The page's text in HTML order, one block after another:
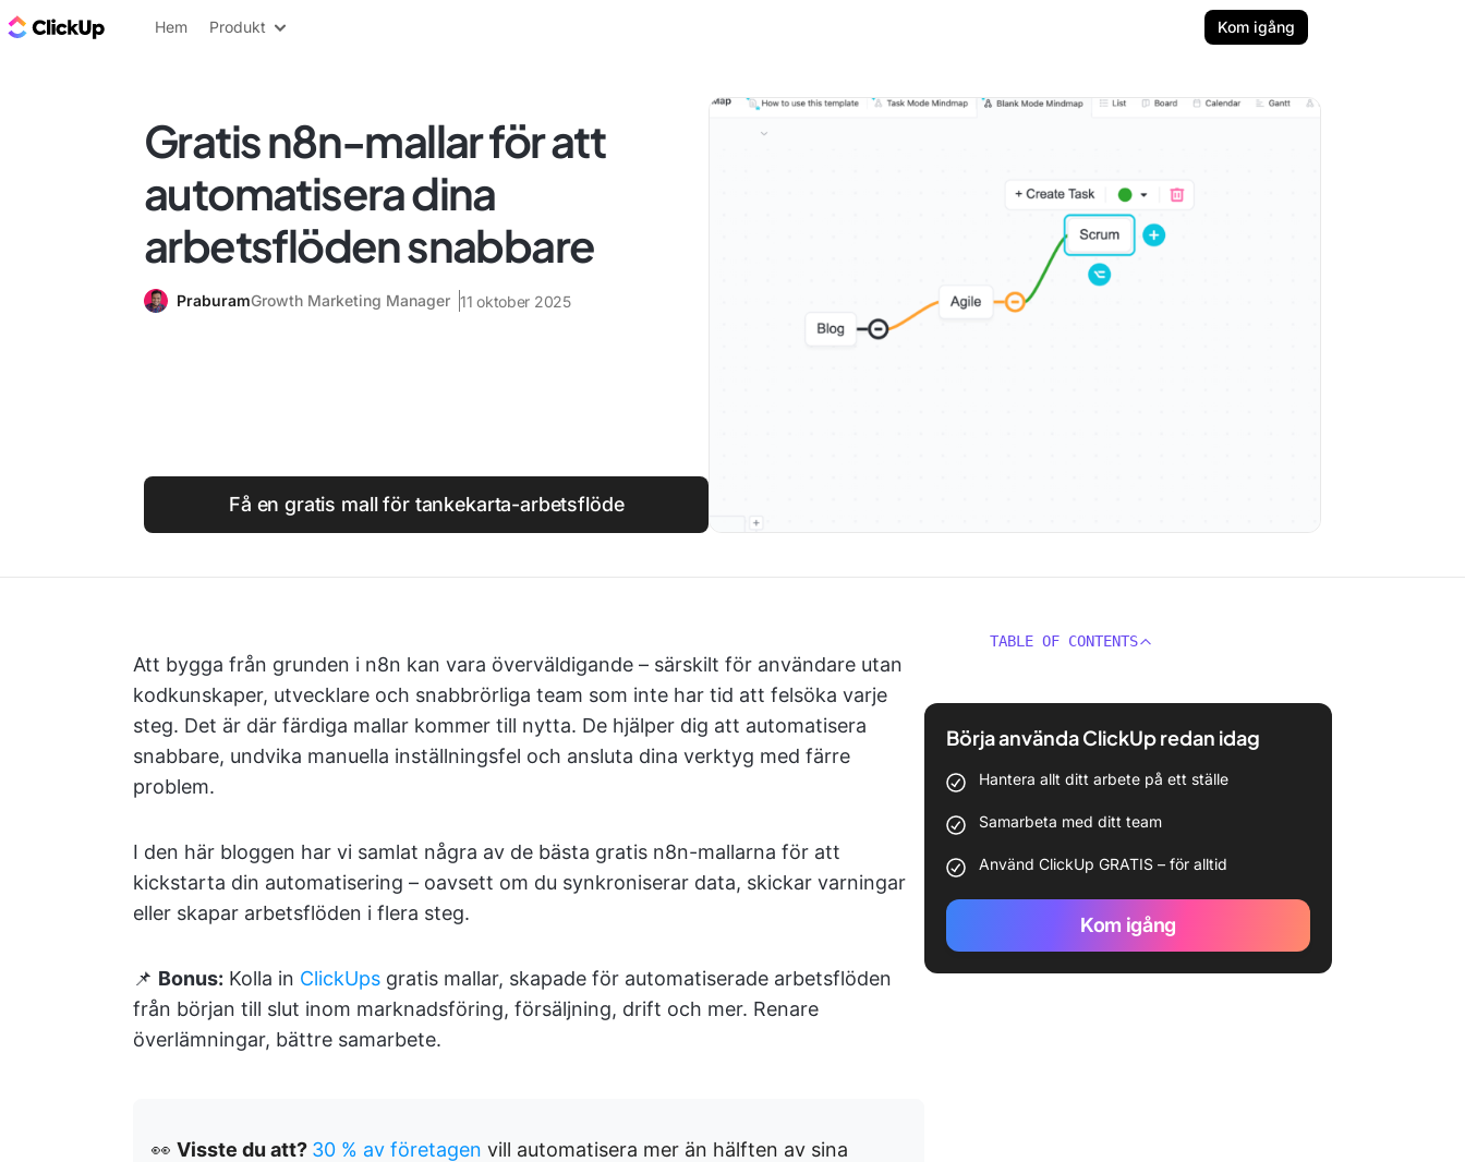
ClickUp-bloggen
Hem Produkt Kom igång
Gratis n8n-mallar för att
automatisera dina
arbetsflöden snabbare
PraburamGrowth Marketing Manager 11 oktober 2025
Få en gratis mall för tankekarta-arbetsflöde
Att bygga från grunden i n8n kan vara överväldigande – särskilt för användare utan
kodkunskaper, utvecklare och snabbrörliga team som inte har tid att felsöka varje
steg. Det är där färdiga mallar kommer till nytta. De hjälper dig att automatisera
snabbare, undvika manuella inställningsfel och ansluta dina verktyg med färre
problem.
I den här bloggen har vi samlat några av de bästa gratis n8n-mallarna för att
kickstarta din automatisering – oavsett om du synkroniserar data, skickar varningar
eller skapar arbetsflöden i flera steg.
📌 Bonus: Kolla in ClickUps gratis mallar, skapade för automatiserade arbetsflöden
från början till slut inom marknadsföring, försäljning, drift och mer. Renare
överlämningar, bättre samarbete.
👀 Visste du att? 30 % av företagen vill automatisera mer än hälften av sina
TABLE OF CONTENTS
Börja använda ClickUp redan idag
Hantera allt ditt arbete på ett ställe
Samarbeta med ditt team
Använd ClickUp GRATIS – för alltid
Kom igång